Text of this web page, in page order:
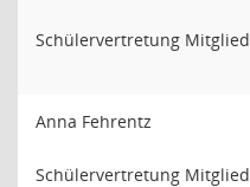
Schülervertretung Mitglied
Anna Fehrentz
Schülervertretung Mitglied